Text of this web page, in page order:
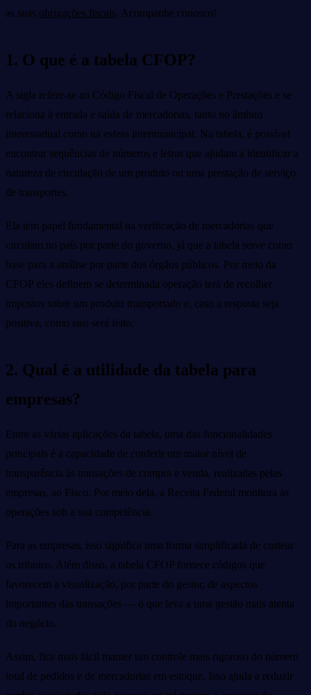
as suas obrigações fiscais. Acompanhe conosco!
1. O que é a tabela CFOP?
A sigla refere-se ao Código Fiscal de Operações e Prestações e se
relaciona à entrada e saída de mercadorias, tanto no âmbito
interestadual como na esfera intermunicipal. Na tabela, é possível
encontrar sequências de números e letras que ajudam a identificar a
natureza de circulação de um produto ou uma prestação de serviço
de transportes.
Ela tem papel fundamental na verificação de mercadorias que
circulam no país por parte do governo, já que a tabela serve como
base para a análise por parte dos órgãos públicos. Por meio da
CFOP eles definem se determinada operação terá de recolher
impostos sobre um produto transportado e, caso a resposta seja
positiva, como isso será feito.
2. Qual é a utilidade da tabela para
empresas?
Entre as várias aplicações da tabela, uma das funcionalidades
principais é a capacidade de conferir um maior nível de
transparência às transações de compra e venda, realizadas pelas
empresas, ao Fisco. Por meio dela, a Receita Federal monitora as
operações sob a sua competência.
Para as empresas, isso significa uma forma simplificada de custear
os tributos. Além disso, a tabela CFOP fornece códigos que
favorecem a visualização, por parte do gestor, de aspectos
importantes das transações — o que leva a uma gestão mais atenta
do negócio.
Assim, fica mais fácil manter um controle mais rigoroso do número
total de pedidos e de mercadorias em estoque. Isso ajuda a reduzir